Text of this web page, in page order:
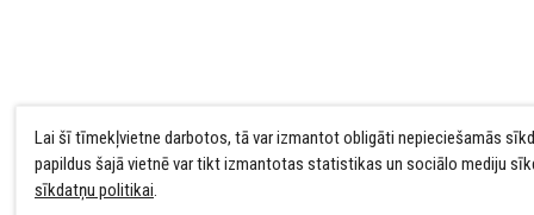
Lai šī tīmekļvietne darbotos, tā var izmantot obligāti nepieciešamās
papildus šajā vietnē var tikt izmantotas statistikas un sociālo mediju
sīkdatņu politikai